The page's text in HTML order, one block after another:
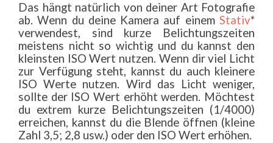
Das hängt natürlich von deiner Art Fotografie
ab. Wenn du deine Kamera auf einem Stativ*
verwendest, sind kurze Belichtungszeiten
meistens nicht so wichtig und du kannst den
kleinsten ISO Wert nutzen. Wenn dir viel Licht
zur Verfügung steht, kannst du auch kleinere
ISO Werte nutzen. Wird das Licht weniger,
sollte der ISO Wert erhöht werden. Möchtest
du extrem kurze Belichtungszeiten (1/4000)
erreichen, kannst du die Blende öffnen (kleine
Zahl 3,5; 2,8 usw.) oder den ISO Wert erhöhen.